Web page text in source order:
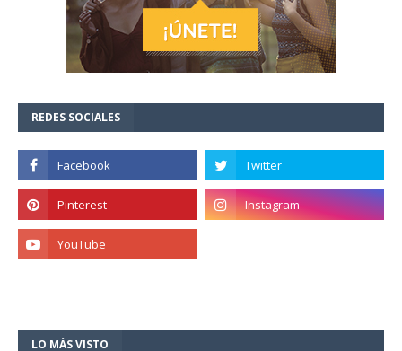
REDES SOCIALES
LO MÁS VISTO